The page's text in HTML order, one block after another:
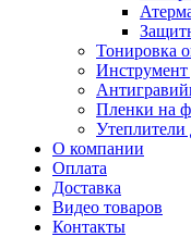
Тонировка
Инструмент
Пленки на
Утеплители
О компании
Оплата
Доставка
Видео товаров
Контакты